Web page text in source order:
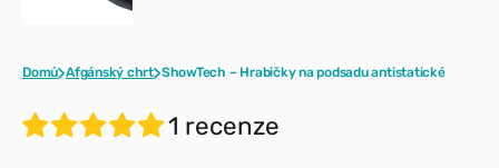
Domů Afgánský chrt ShowTech – Hrabičky na podsadu antistatické
1 recenze